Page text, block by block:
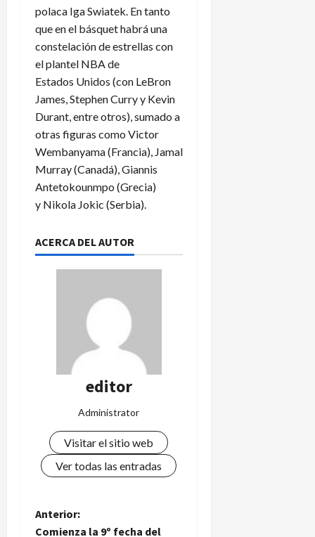
polaca Iga Swiatek. En tanto
que en el básquet habrá una
constelación de estrellas con
el plantel NBA de
Estados Unidos (con LeBron
James, Stephen Curry y Kevin
Durant, entre otros), sumado a
otras figuras como Victor
Wembanyama (Francia), Jamal
Murray (Canadá), Giannis
Antetokounmpo (Grecia)
y Nikola Jokic (Serbia).
ACERCA DEL AUTOR
editor
Administrator
Visitar el sitio web
Ver todas las entradas
N
Anterior:
Comienza la 9º fecha del